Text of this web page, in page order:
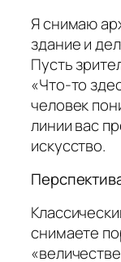
Я снимаю
здание и
Пусть
«Что-то
человек
линии вас
искусство.
снимаете